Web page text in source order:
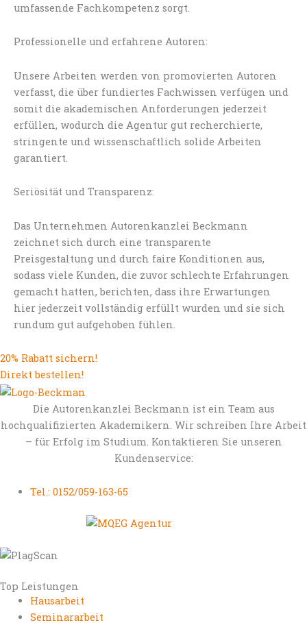
umfassende Fachkompetenz sorgt.
Professionelle und erfahrene Autoren:
Unsere Arbeiten werden von promovierten Autoren
verfasst, die über fundiertes Fachwissen verfügen und
somit die akademischen Anforderungen jederzeit
erfüllen, wodurch die Agentur gut recherchierte,
stringente und wissenschaftlich solide Arbeiten
garantiert.
Seriösität und Transparenz:
Das Unternehmen Autorenkanzlei Beckmann
zeichnet sich durch eine transparente
Preisgestaltung und durch faire Konditionen aus,
sodass viele Kunden, die zuvor schlechte Erfahrungen
gemacht hatten, berichten, dass ihre Erwartungen
hier jederzeit vollständig erfüllt wurden und sie sich
rundum gut aufgehoben fühlen.
20% Rabatt sichern!
Direkt bestellen!
Die Autorenkanzlei Beckmann ist ein Team aus
hochqualifizierten Akademikern. Wir schreiben Ihre Arbeit
– für Erfolg im Studium. Kontaktieren Sie unseren
Kundenservice:
Tel.: 0152/059-163-65
Top Leistungen
Hausarbeit
Seminararbeit